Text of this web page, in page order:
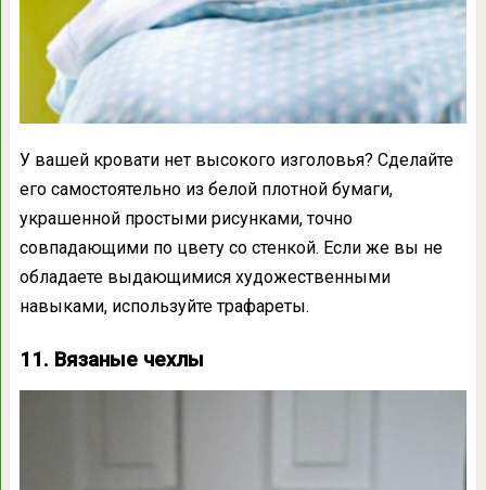
У вашей кровати нет высокого изголовья? Сделайте
его самостоятельно из белой плотной бумаги,
украшенной простыми рисунками, точно
совпадающими по цвету со стенкой. Если же вы не
обладаете выдающимися художественными
навыками, используйте трафареты.
11. Вязаные чехлы